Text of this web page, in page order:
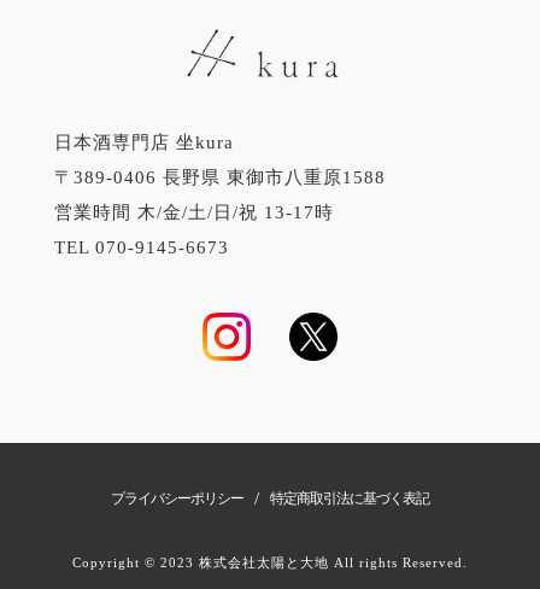
日本酒専門店 坐kura
〒389-0406 長野県 東御市八重原1588
営業時間 木/金/土/日/祝 13-17時
TEL 070-9145-6673
プライバシーポリシー / 特定商取引法に基づく表記
Copyright © 2023 株式会社太陽と大地 All rights Reserved.